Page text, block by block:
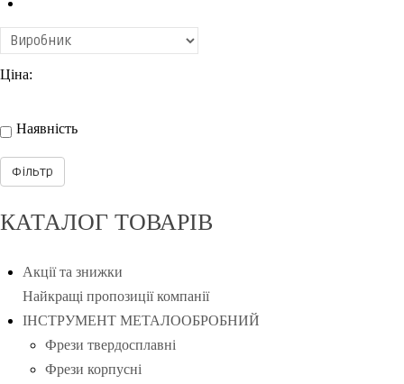
Ціна:
Наявність
КАТАЛОГ ТОВАРІВ
Акції та знижки
Найкращі пропозиції компанії
ІНСТРУМЕНТ МЕТАЛООБРОБНИЙ
Фрези твердосплавні
Фрези корпусні